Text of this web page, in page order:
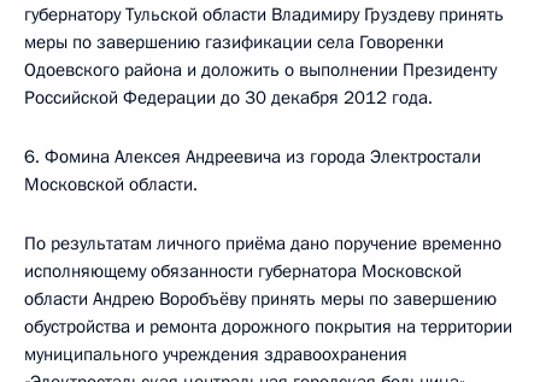
губернатору Тульской области Владимиру Груздеву принять
меры по завершению газификации села Говоренки
Одоевского района и доложить о выполнении Президенту
Российской Федерации до 30 декабря 2012 года.
6. Фомина Алексея Андреевича из города Электростали
Московской области.
По результатам личного приёма дано поручение временно
исполняющему обязанности губернатора Московской
области Андрею Воробъёву принять меры по завершению
обустройства и ремонта дорожного покрытия на территории
муниципального учреждения здравоохранения